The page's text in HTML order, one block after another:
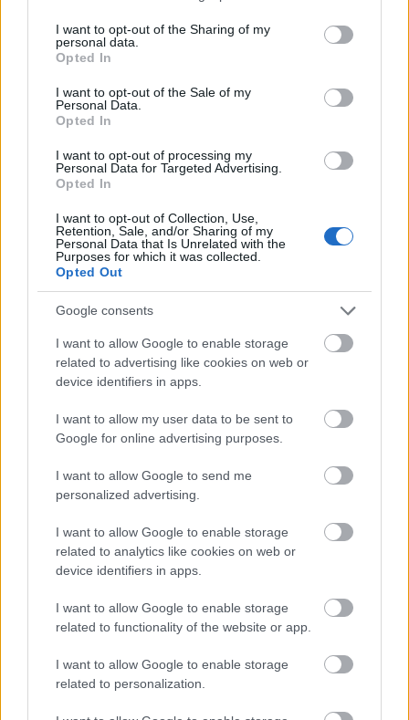
not limited to your visit or usage behaviour. You may click to
grant or deny consent to Google and its third-party tags to
use your data for below specified purposes in below Google
consent section.
I want to opt-out of the Sharing of my
personal data.
Opted In
I want to opt-out of the Sale of my
Personal Data.
Opted In
I want to opt-out of processing my
Personal Data for Targeted Advertising.
Opted In
I want to opt-out of Collection, Use,
Retention, Sale, and/or Sharing of my
Personal Data that Is Unrelated with the
Purposes for which it was collected.
Opted Out
Google consents
I want to allow Google to enable storage
related to advertising like cookies on web or
device identifiers in apps.
I want to allow my user data to be sent to
Google for online advertising purposes.
I want to allow Google to send me
personalized advertising.
I want to allow Google to enable storage
related to analytics like cookies on web or
device identifiers in apps.
I want to allow Google to enable storage
related to functionality of the website or app.
I want to allow Google to enable storage
related to personalization.
útfelújítás Pestszentlőrinc XVIII. kerület Profunda Bau
Szinte teljes hosszában megújítják a Lakatos úti
lakótelep legfontosabb utcáját
Pestszentlőrinc egyik első lakótelepén kanyarog a Dolgozó utca,
Új vízáteresztő burkolatú parkolók
épülnek Zuglóban – helyben tartják a
Nem az üres, hanem az okosan működő
épület energiatakarékos
Újragondolják Lipótváros rejtett, zöld
Történelmi táj, amelynek minden köve
mesél – megújul a tatai Angolkert